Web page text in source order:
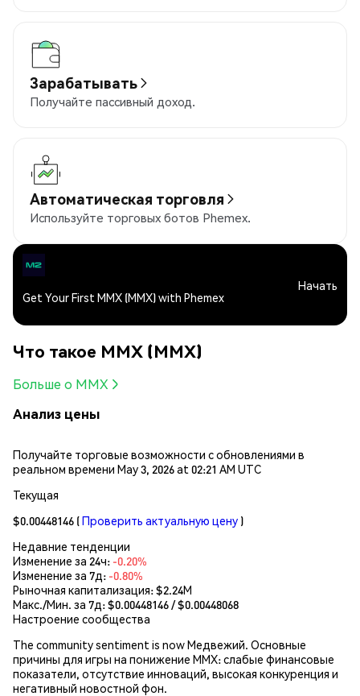
Зарабатывать
Получайте пассивный доход.
Автоматическая торговля
Используйте торговых ботов Phemex.
Get Your First MMX (MMX) with Phemex
Начать
Что такое MMX (MMX)
Больше о MMX
Анализ цены
Получайте торговые возможности с обновлениями в
реальном времени May 3, 2026 at 02:21 AM UTC
Текущая
$0.00448146 (Проверить актуальную цену )
Недавние тенденции
Изменение за 24ч: -0.20%
Изменение за 7д: -0.80%
Рыночная капитализация:$2.24M
Макс./Мин. за 7д: $0.00448146/ $0.00448068
Настроение сообщества
The community sentiment is now Медвежий. Основные
причины для игры на понижение MMX: слабые финансовые
показатели, отсутствие инноваций, высокая конкуренция и
негативный новостной фон.